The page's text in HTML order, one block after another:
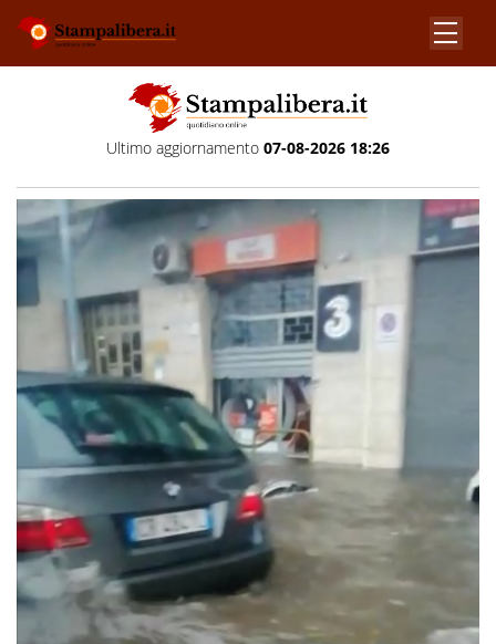
Ultimo aggiornamento 07-08-2026 18:26